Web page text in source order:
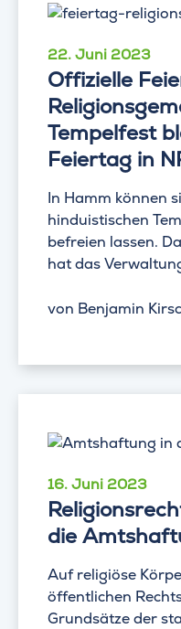
22. Juni 2023
Offizielle
Tempelfest
Feiertag in
In Hamm können
hinduistischen
befreien lassen.
hat das
von Benjamin
16. Juni 2023
die
Auf religiöse
öffentlichen
Grundsätze der